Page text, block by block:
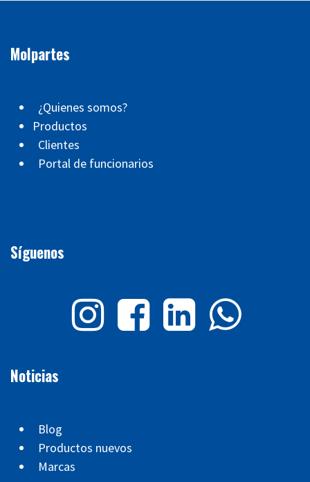
Molpartes
¿Quienes somos?
Productos
Clientes
Portal de funcionarios
Síguenos
Noticias
Blog
Productos nuevos
Marcas